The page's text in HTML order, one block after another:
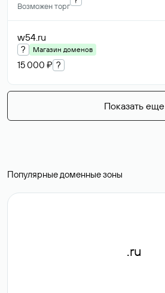
Возможен торг
w54.ru
? Магазин доменов
15 000 ₽ ?
Показать еще
Популярные доменные зоны
.ru